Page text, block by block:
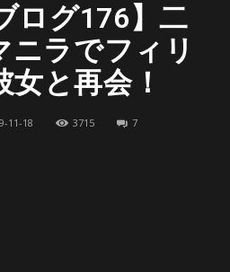
ログ176】二
ニラでフィリ
女と再会！
11-18 3715 7